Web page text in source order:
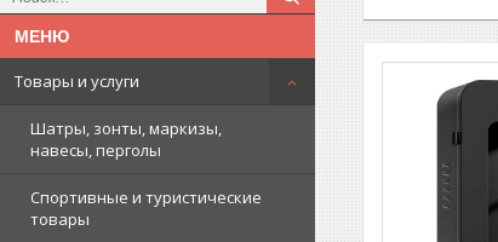
Товары и услуги
Шатры, зонты, маркизы,
навесы, перголы
Спортивные и туристические
товары